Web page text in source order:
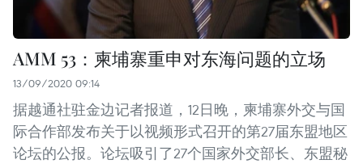
AMM 53：柬埔寨重申对东海问题的立场
13/09/2020 09:14
据越通社驻金边记者报道，12日晚，柬埔寨外交与国
际合作部发布关于以视频形式召开的第27届东盟地区
论坛的公报。论坛吸引了27个国家外交部长、东盟秘